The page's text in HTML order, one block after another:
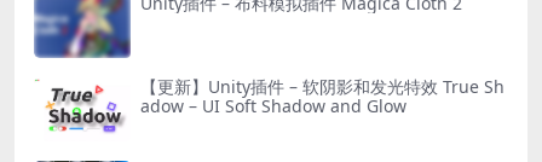
【更新】Unity插件 – 软阴影和发光特效 True Sh
adow – UI Soft Shadow and Glow